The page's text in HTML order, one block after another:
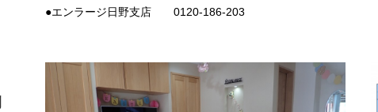
●エンラージ日野支店 0120-186-203